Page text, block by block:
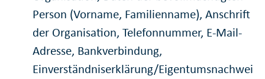
Person (Vorname, Familienname), Anschrift
der Organisation, Telefonnummer, E-Mail-
Adresse, Bankverbindung,
Einverständniserklärung/Eigentumsnachwei